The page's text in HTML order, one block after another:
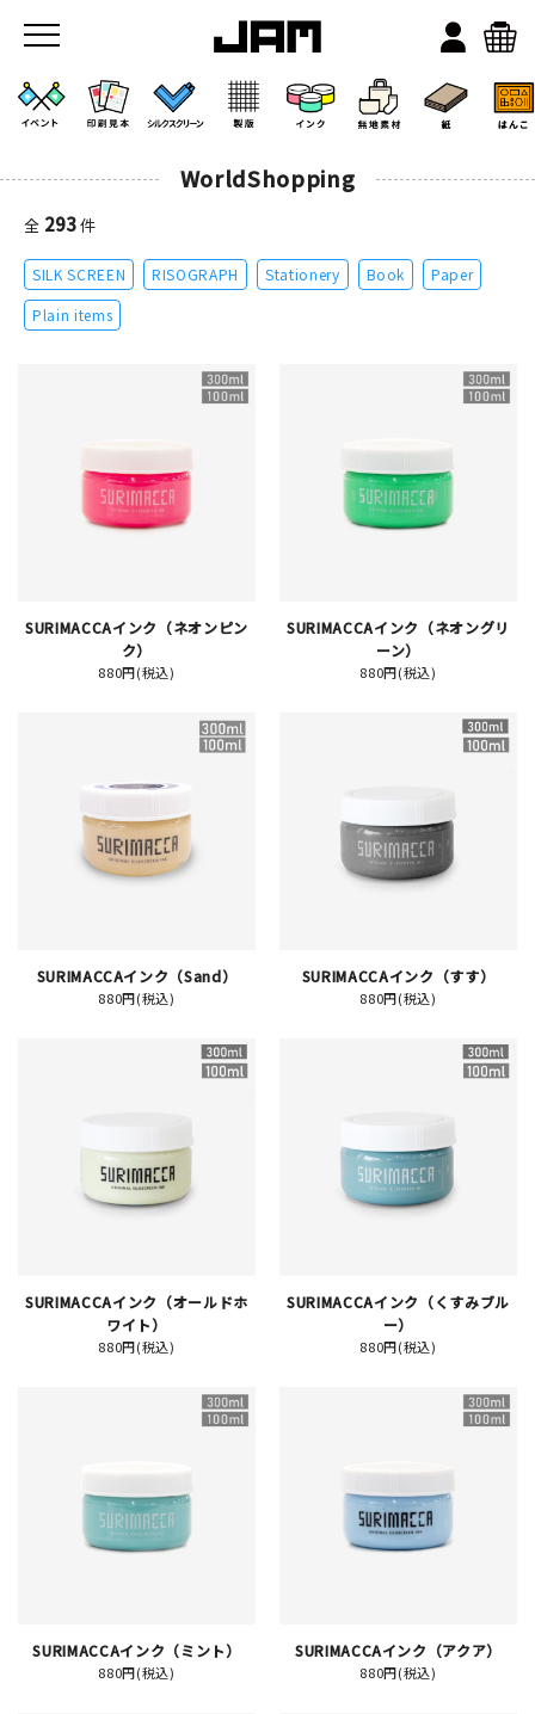
JAMのこと
本
台湾グッズ
在庫限り
おすすめ特集
ギャラリー
WorldShopping
全 293件
SILK SCREEN RISOGRAPH Stationery Book
Paper
Plain items
SURIMACCAインク（ネオンピン
ク）
880円(税込)
SURIMACCAインク（ネオングリ
ーン）
880円(税込)
SURIMACCAインク（Sand）
880円(税込)
SURIMACCAインク（すす）
880円(税込)
SURIMACCAインク（オールドホ
ワイト）
880円(税込)
SURIMACCAインク（くすみブル
ー）
880円(税込)
SURIMACCAインク（ミント）
880円(税込)
SURIMACCAインク（アクア）
880円(税込)